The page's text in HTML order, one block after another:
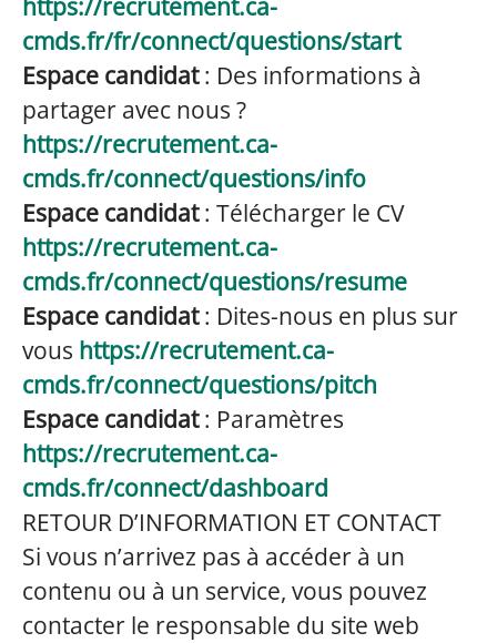
https://recrutement.ca-
cmds.fr/fr/connect/questions/start
Espace candidat: Des informations à
partager avec nous ?
https://recrutement.ca-
cmds.fr/connect/questions/info
Espace candidat: Télécharger le CV
https://recrutement.ca-
cmds.fr/connect/questions/resume
Espace candidat: Dites-nous en plus sur
vous https://recrutement.ca-
cmds.fr/connect/questions/pitch
Espace candidat: Paramètres
https://recrutement.ca-
cmds.fr/connect/dashboard
RETOUR D’INFORMATION ET CONTACT
Si vous n’arrivez pas à accéder à un
contenu ou à un service, vous pouvez
contacter le responsable du site web